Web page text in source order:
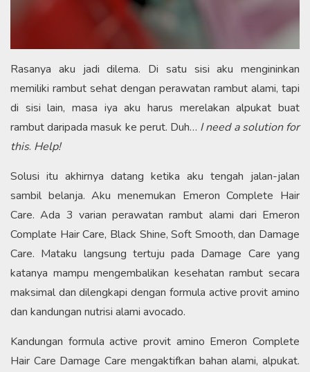
Rasanya aku jadi dilema. Di satu sisi aku mengininkan
memiliki rambut sehat dengan perawatan rambut alami, tapi
di sisi lain, masa iya aku harus merelakan alpukat buat
rambut daripada masuk ke perut. Duh… I need a solution for
this. Help!
Solusi itu akhirnya datang ketika aku tengah jalan-jalan
sambil belanja. Aku menemukan Emeron Complete Hair
Care. Ada 3 varian perawatan rambut alami dari Emeron
Complate Hair Care, Black Shine, Soft Smooth, dan Damage
Care. Mataku langsung tertuju pada Damage Care yang
katanya mampu mengembalikan kesehatan rambut secara
maksimal dan dilengkapi dengan formula active provit amino
dan kandungan nutrisi alami avocado.
Kandungan formula active provit amino Emeron Complete
Hair Care Damage Care mengaktifkan bahan alami, alpukat.